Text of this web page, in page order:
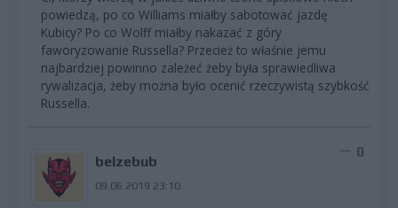
powiedzą, po co Williams miałby sabotować jazdę
Kubicy? Po co Wolff miałby nakazać z góry
faworyzowanie Russella? Przecież to właśnie jemu
najbardziej powinno zależeć żeby była sprawiedliwa
rywalizacja, żeby można było ocenić rzeczywistą szybkość
Russella.
belzebub
09.06.2019 23:10
0